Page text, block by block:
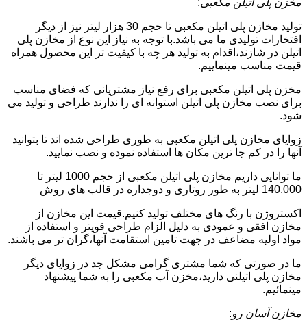
تولید مخازن پلی اتیلن مکعبی تا حجم 30 هزار لیتر نیز از دیگر
افتخارات تولیدی ما می باشد.با توجه به نیاز این نوع از مخازن پلی
اتیلن در شازند،اقدام به تولید هر چه با کیفیت تر این محصول همراه
قیمت مناسب مینماییم.
مخزن پلی اتیلن مکعبی برای رفع نیاز مشتریانی که فضای مناسب
برای نصب مخازن پلی اتیلن استوانه ای را ندارند طراحی و تولید می
شود.
زوایای مخازن پلی اتیلن مکعبی به طوری طراحی شده اند تا بتوانید
آنها را در کم جا ترین مکان ها استفاده نموده و نصب نمایید.
ما توانایی داریم مخازن پلی اتیلن مکعبی از حجم 1000 لیتر تا
140.000 لیتر به طور روتاری و دوجداره در قالب های روش
اکستروژن با رنگ های مختلف تولید کنیم.قیمت این مخازن از
مخازن افقی و عمودی به دلیل الزام طراحی قویتر و استفاده از
مواد اولیه مضاعف در جهت تامین استقامت آنها،گران تر می باشند.
ما در صورتی که شما مشتری گرامی مشکل جد در زوایای دیگر
مخازن پلی اتیلنی دارید،مخزن آب مکعبی را به شما پیشنهاد
مینمائیم.
مخازن آسان رو: